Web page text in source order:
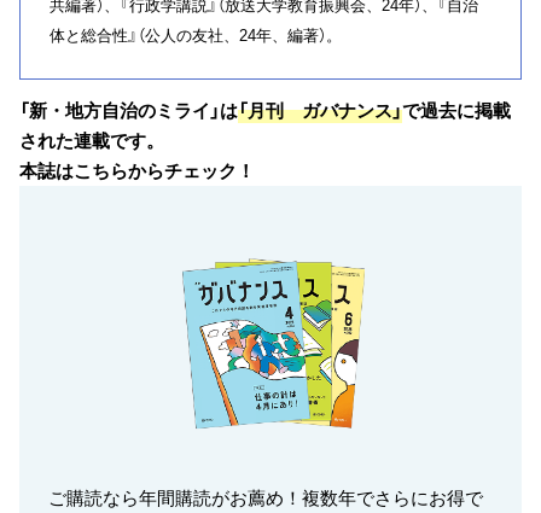
体と総合性』（公人の友社、24年、編著）。
「新・地方自治のミライ」は「月刊 ガバナンス」で過去に掲載
された連載です。
本誌はこちらからチェック！
ご購読なら年間購読がお薦め！複数年でさらにお得で